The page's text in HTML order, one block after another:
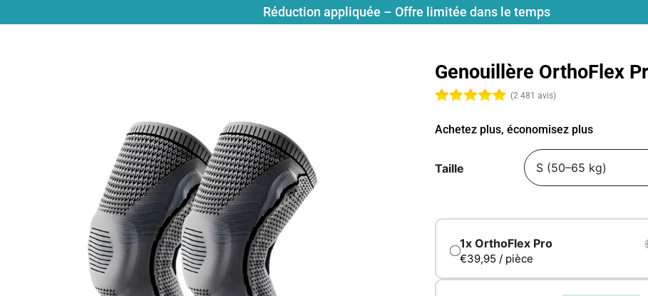
Réduction appliquée – Offre limitée dans le temps
Genouillère OrthoFlex
(2 481 avis)
Achetez plus, économisez plus
Taille
€39,95 / pièce